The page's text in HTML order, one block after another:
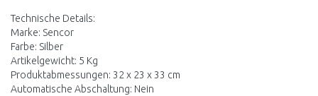
Technische Details:
Marke: Sencor
Farbe: Silber
Artikelgewicht: 5 Kg
Produktabmessungen: 32 x 23 x 33 cm
Automatische Abschaltung: Nein